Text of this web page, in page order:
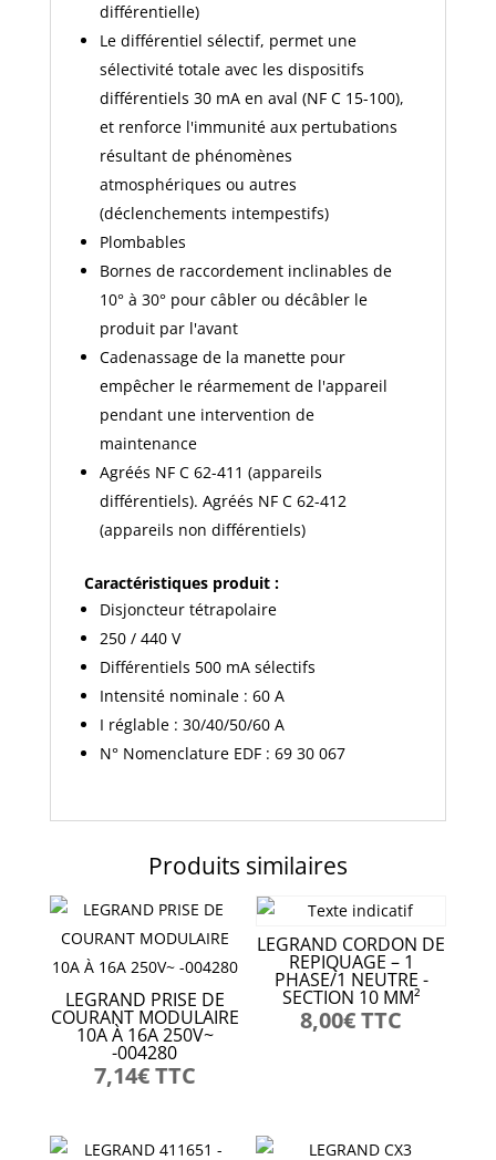
différentielle)
Le différentiel sélectif, permet une
sélectivité totale avec les dispositifs
différentiels 30 mA en aval (NF C 15-100),
et renforce l'immunité aux pertubations
résultant de phénomènes
atmosphériques ou autres
(déclenchements intempestifs)
Plombables
Bornes de raccordement inclinables de
10° à 30° pour câbler ou décâbler le
produit par l'avant
Cadenassage de la manette pour
empêcher le réarmement de l'appareil
pendant une intervention de
maintenance
Agréés NF C 62-411 (appareils
différentiels). Agréés NF C 62-412
(appareils non différentiels)
Caractéristiques produit :
Disjoncteur tétrapolaire
250 / 440 V
Différentiels 500 mA sélectifs
Intensité nominale : 60 A
I réglable : 30/40/50/60 A
N° Nomenclature EDF : 69 30 067
Produits similaires
LEGRAND PRISE DE
COURANT MODULAIRE
10A À 16A 250V~
-004280
7,14€TTC
LEGRAND CORDON DE
REPIQUAGE – 1
PHASE/1 NEUTRE -
SECTION 10 MM²
8,00€TTC